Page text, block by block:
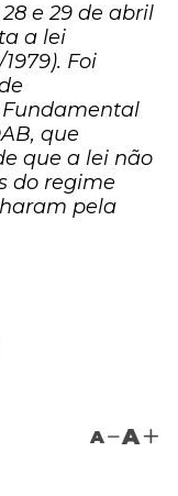
e 29 de abril
a lei
Foi
que
que a lei não
do regime
pela
A A